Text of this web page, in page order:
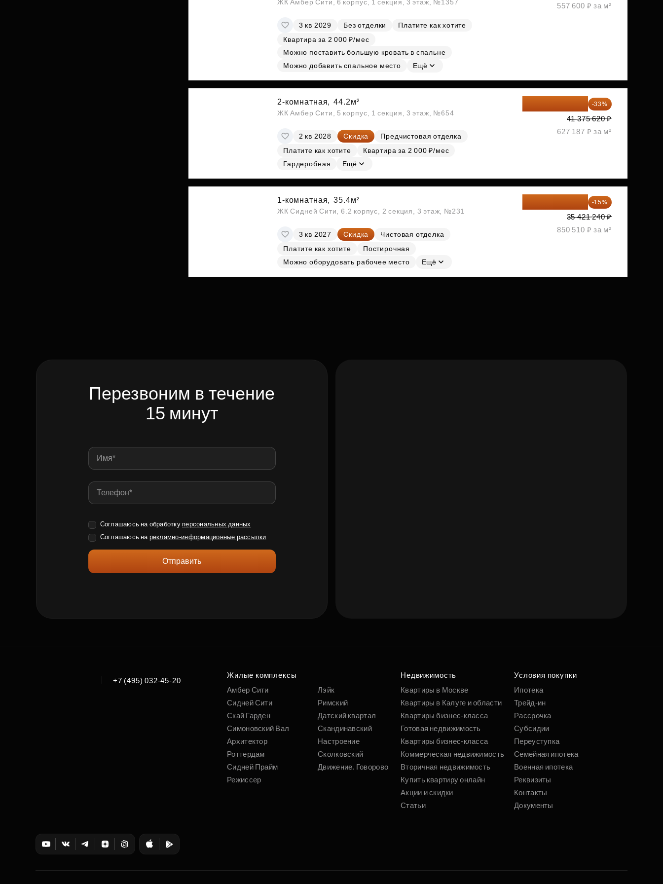
ЖК Амбер Сити, 6 корпус, 1 секция, 3 этаж, №1357
3 кв 2029 Без отделки
Платите как хотите
Квартира за 2 000 ₽/мес
Можно поставить большую кровать в спальне
Можно добавить спальное место
Ещё
557 600 ₽ за м²
2-комнатная, 44.2м²
ЖК Амбер Сити, 5 корпус, 1 секция, 3 этаж, №654
2 кв 2028 Скидка
Предчистовая отделка
Платите как хотите
Квартира за 2 000 ₽/мес
Гардеробная
Ещё
-33%
41 375 620 ₽
627 187 ₽ за м²
1-комнатная, 35.4м²
ЖК Сидней Сити, 6.2 корпус, 2 секция, 3 этаж, №231
3 кв 2027 Скидка
Чистовая отделка
Платите как хотите
Постирочная
Можно оборудовать рабочее место
Ещё
-15%
35 421 240 ₽
850 510 ₽ за м²
Перезвоним в течение
15 минут
Соглашаюсь на обработку персональных данных
Соглашаюсь на рекламно-информационные рассылки
Отправить
+7 (495) 032-45-20
Жилые комплексы
Амбер Сити
Сидней Сити
Скай Гарден
Симоновский Вал
Архитектор
Роттердам
Сидней Прайм
Режиссер
Лэйк
Римский
Датский квартал
Скандинавский
Настроение
Сколковский
Движение. Говорово
Недвижимость
Квартиры в Москве
Квартиры в Калуге и области
Квартиры бизнес-класса
Готовая недвижимость
Квартиры бизнес-класса
Коммерческая недвижимость
Вторичная недвижимость
Купить квартиру онлайн
Акции и скидки
Статьи
Условия покупки
Ипотека
Трейд-ин
Рассрочка
Субсидии
Переуступка
Семейная ипотека
Военная ипотека
Реквизиты
Контакты
Документы